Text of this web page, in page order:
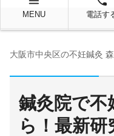
MENU 電話す
大阪市中央区の不妊鍼灸
鍼灸院で不
ら！最新